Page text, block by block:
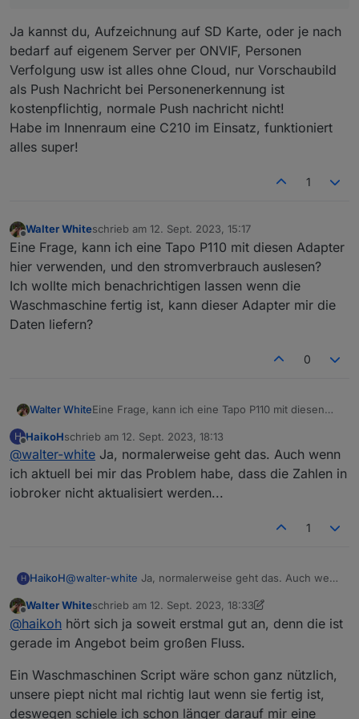
der Visualisierung sehen oder kann man über
iobroker nur Einstellungen verändern?
Danke für eure Rückmeldungen.
Ja kannst du, Aufzeichnung auf SD Karte, oder je nach
bedarf auf eigenem Server per ONVIF, Personen
Verfolgung usw ist alles ohne Cloud, nur Vorschaubild
als Push Nachricht bei Personenerkennung ist
kostenpflichtig, normale Push nachricht nicht!
Habe im Innenraum eine C210 im Einsatz, funktioniert
alles super!
1
Offline
Walter Whiteschrieb am 12. Sept. 2023, 15:17
zuletzt editiert von
Eine Frage, kann ich eine Tapo P110 mit diesen Adapter
hier verwenden, und den stromverbrauch auslesen?
Ich wollte mich benachrichtigen lassen wenn die
Waschmaschine fertig ist, kann dieser Adapter mir die
Daten liefern?
0
Walter WhiteEine Frage, kann ich eine Tapo P110 mit diesen
stromverbrauch auslesen?
Ich wollte mich benachrichtigen lassen wenn die
Waschmaschine fertig ist, kann dieser Adapter mir
die Daten liefern?
H
Offline
HaikoHschrieb am 12. Sept. 2023, 18:13
zuletzt editiert von
@walter-white Ja, normalerweise geht das. Auch wenn
ich aktuell bei mir das Problem habe, dass die Zahlen in
iobroker nicht aktualisiert werden...
1
H HaikoH@walter-white Ja, normalerweise geht das. Auch wenn
iobroker nicht aktualisiert werden...
Offline
Walter Whiteschrieb am 12. Sept. 2023, 18:33
zuletzt editiert von Walter White9. Dez. 2023, 20:40
@haikoh hört sich ja soweit erstmal gut an, denn die ist
gerade im Angebot beim großen Fluss.
Ein Waschmaschinen Script wäre schon ganz nützlich,
unsere piept nicht mal richtig laut wenn sie fertig ist,
deswegen schiele ich schon länger darauf mir eine